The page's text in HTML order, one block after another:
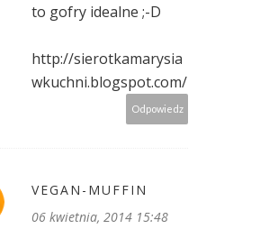
to gofry idealne ;-D
http://sierotkamarysia
wkuchni.blogspot.com/
Odpowiedz
VEGAN-MUFFIN
06 kwietnia, 2014 15:48